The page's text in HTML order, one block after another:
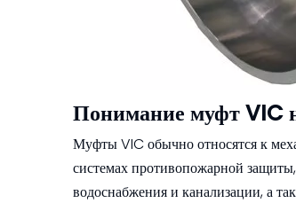
Понимание муфт VIC
Муфты VIC обычно относятся к
системах противопожарной
водоснабжения и канализации, а